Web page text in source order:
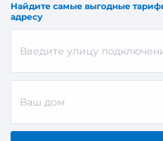
Найдите самые выгодные
адресу